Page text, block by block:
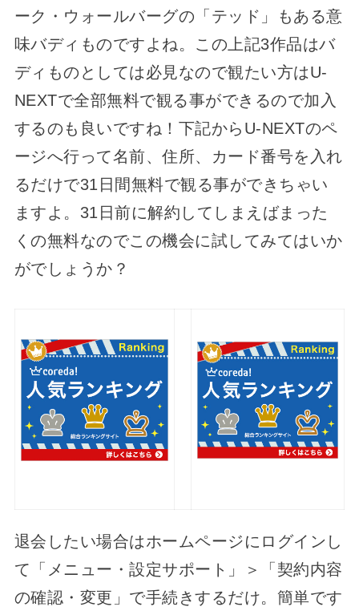
ーク・ウォールバーグの「テッド」もある意
味バディものですよね。この上記3作品はバ
ディものとしては必見なので観たい方はU-
NEXTで全部無料で観る事ができるので加入
するのも良いですね！下記からU-NEXTのペ
ージへ行って名前、住所、カード番号を入れ
るだけで31日間無料で観る事ができちゃい
ますよ。31日前に解約してしまえばまった
くの無料なのでこの機会に試してみてはいか
がでしょうか？
退会したい場合はホームページにログインし
て「メニュー・設定サポート」＞「契約内容
の確認・変更」で手続きするだけ。簡単です